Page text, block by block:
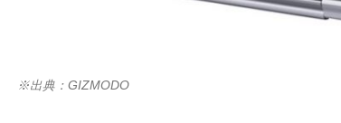
※出典：GIZMODO